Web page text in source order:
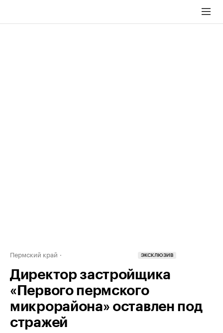
Пермский край ЭКСКЛЮЗИВ
Директор застройщика
«Первого пермского
микрорайона» оставлен под
стражей